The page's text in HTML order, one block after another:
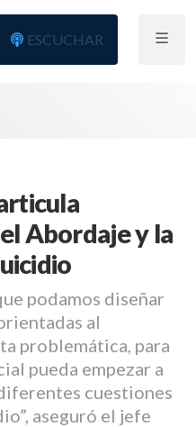
ESCUCHAR
Abordaje y la
podamos diseñar
al
problemática, para
pueda empezar a
cuestiones
aseguró el jefe